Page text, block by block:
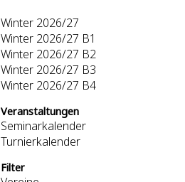
Winter 2026/27
Winter 2026/27 B1
Winter 2026/27 B2
Winter 2026/27 B3
Winter 2026/27 B4
Veranstaltungen
Seminarkalender
Turnierkalender
Filter